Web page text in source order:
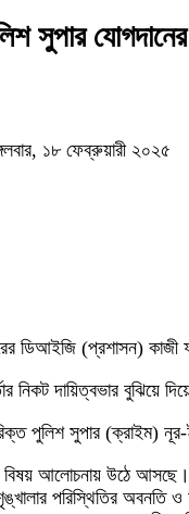
সুপার
১৮ ফেব্রুয়ারী ২০২৫
ডিআইজি (প্রশাসন) কাজী
নিকট দায়িত্বভার বুঝিয়ে
পুলিশ সুপার (ক্রাইম)
বিষয় আলোচনায় উঠে
পরিস্থিতির অবনতি